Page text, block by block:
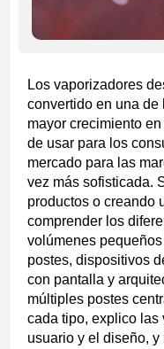
Los vaporizadores
convertido en una de
mayor crecimiento
de usar para los
mercado para las
vez más sofisticada.
productos o creando
comprender los
volúmenes
postes, dispositivos
con pantalla y
múltiples postes
cada tipo, explico las
usuario y el diseño,